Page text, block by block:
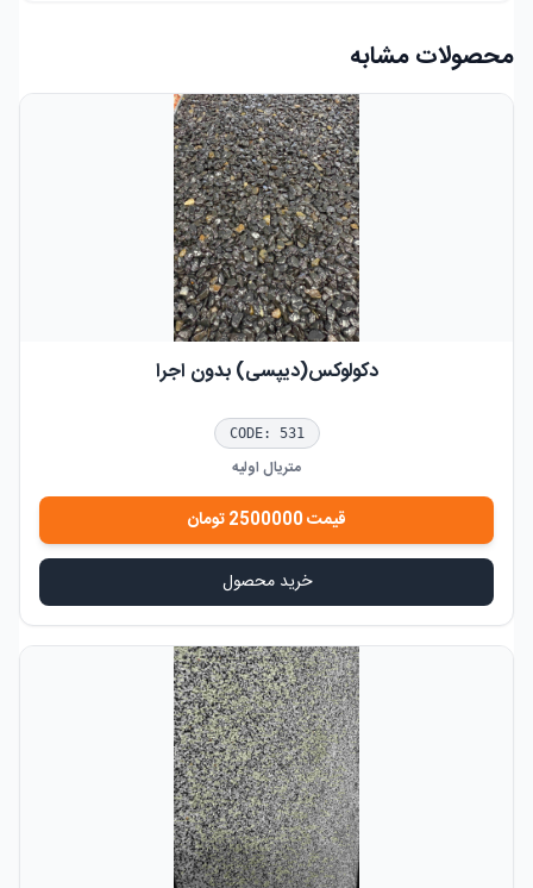
محصولات مشابه
دکولوکس(دیپسی) بدون اجرا
CODE: 531
متریال اولیه
قیمت2500000تومان
خرید محصول